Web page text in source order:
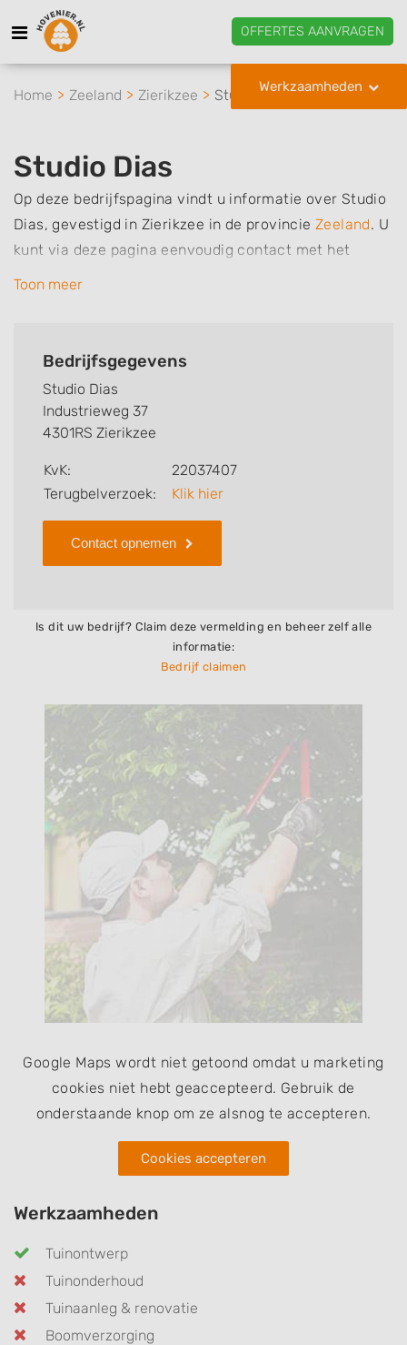
OFFERTES AANVRAGEN
Werkzaamheden
Home Zeeland Zierikzee Studio Dias
Studio Dias
Op deze bedrijfspagina vindt u informatie over Studio
Dias, gevestigd in Zierikzee in de provincie Zeeland. U
kunt via deze pagina eenvoudig contact met het
bedrijf opnemen door te bellen of een bericht te
welke zaken Studio Dias voor u kan verzorgen.
als u al ervaring heeft met dit bedrijf.
Zoekt u een ander bedrijf? Bekijk dan andere
hoveniers en bedrijven inZierikzee
Toon meer
Bedrijfsgegevens
Studio Dias
Industrieweg 37
4301RS Zierikzee
KvK:
22037407
Terugbelverzoek:
Klik hier
Contact opnemen
Is dit uw bedrijf? Claim deze vermelding en beheer zelf alle
informatie:
Bedrijf claimen
Google Maps wordt niet getoond omdat u marketing
cookies niet hebt geaccepteerd. Gebruik de
onderstaande knop om ze alsnog te accepteren.
Cookies accepteren
Werkzaamheden
Tuinontwerp
Tuinonderhoud
Tuinaanleg & renovatie
Boomverzorging